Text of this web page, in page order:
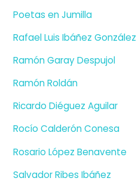
Poetas en Jumilla
Rafael Luis Ibáñez González
Ramón Garay Despujol
Ramón Roldán
Ricardo Diéguez Aguilar
Rocío Calderón Conesa
Rosario López Benavente
Salvador Ribes Ibáñez